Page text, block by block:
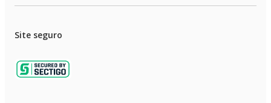
Site seguro